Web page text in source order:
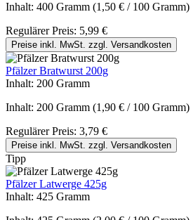
Inhalt: 400 Gramm (1,50 € / 100 Gramm)
Regulärer Preis: 5,99 €
Preise inkl. MwSt. zzgl. Versandkosten
Pfälzer Bratwurst 200g
Inhalt: 200 Gramm
Inhalt: 200 Gramm (1,90 € / 100 Gramm)
Regulärer Preis: 3,79 €
Preise inkl. MwSt. zzgl. Versandkosten
Tipp
Pfälzer Latwerge 425g
Inhalt: 425 Gramm